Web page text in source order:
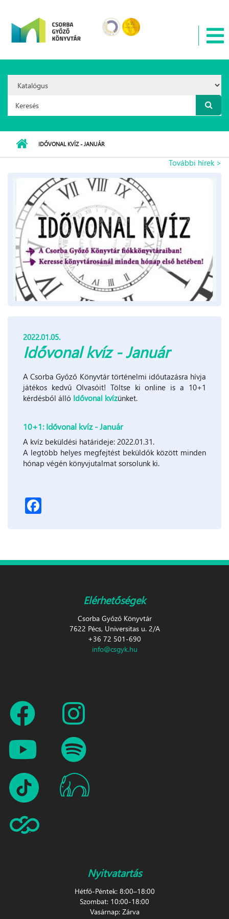
Option:
Keresés űrlap
IDŐVONAL KVÍZ - JANUÁR
További hírek >
2022.01.05.
Idővonal kvíz - Január
A Csorba Győző Könyvtár történelmi időutazásra hívja
játékos kedvű Olvasóit! Töltse ki online is a 10+1
kérdésből álló Idővonal kvízünket.
10+1: Idővonal kvíz - Január
A kvíz beküldési határideje: 2022.01.31.
A legtöbb helyes megfejtést beküldők között minden
hónap végén könyvjutalmat sorsolunk ki.
Elérhetőségek
Csorba Győző Könyvtár
7622 Pécs, Universitas u. 2/A
+36 72 501-690
info@csgyk.hu
Nyitvatartás
Hétfő-Péntek: 8:00–18:00
Szombat: 10:00-18:00
Vasárnap: Zárva